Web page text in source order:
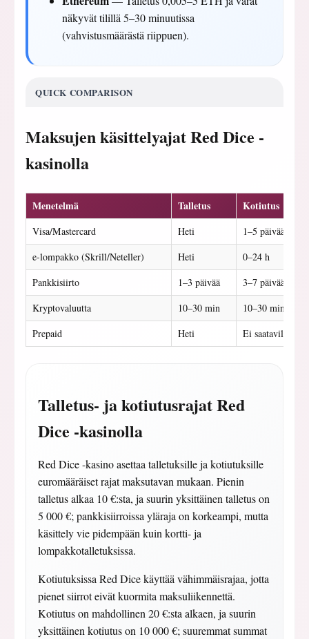
näkyvät tilillä 5–30 minuutissa
(vahvistusmäärästä riippuen).
QUICK COMPARISON
Maksujen käsittelyajat Red Dice -
kasinolla
Menetelmä Talletus Kotiutus
Visa/Mastercard Heti
1–5 päivää
e-lompakko (Skrill/Neteller)
Heti
0–24 h
Pankkisiirto
1–3 päivää
3–7 päivää
Kryptovaluutta
10–30 min
10–30 min
Prepaid
Heti Ei saatavilla
Talletus- ja kotiutusrajat Red
Dice -kasinolla
Red Dice -kasino asettaa talletuksille ja kotiutuksille
euromääräiset rajat maksutavan mukaan. Pienin
talletus alkaa 10 €:sta, ja suurin yksittäinen talletus on
5 000 €; pankkisiirroissa yläraja on korkeampi, mutta
käsittely vie pidempään kuin kortti- ja
lompakkotalletuksissa.
Kotiutuksissa Red Dice käyttää vähimmäisrajaa, jotta
pienet siirrot eivät kuormita maksuliikennettä.
Kotiutus on mahdollinen 20 €:sta alkaen, ja suurin
yksittäinen kotiutus on 10 000 €; suuremmat summat